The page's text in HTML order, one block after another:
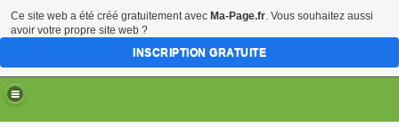
Ce site web a été créé gratuitement avec Ma-Page.fr. Vous souhaitez aussi
avoir votre propre site web ?
INSCRIPTION GRATUITE